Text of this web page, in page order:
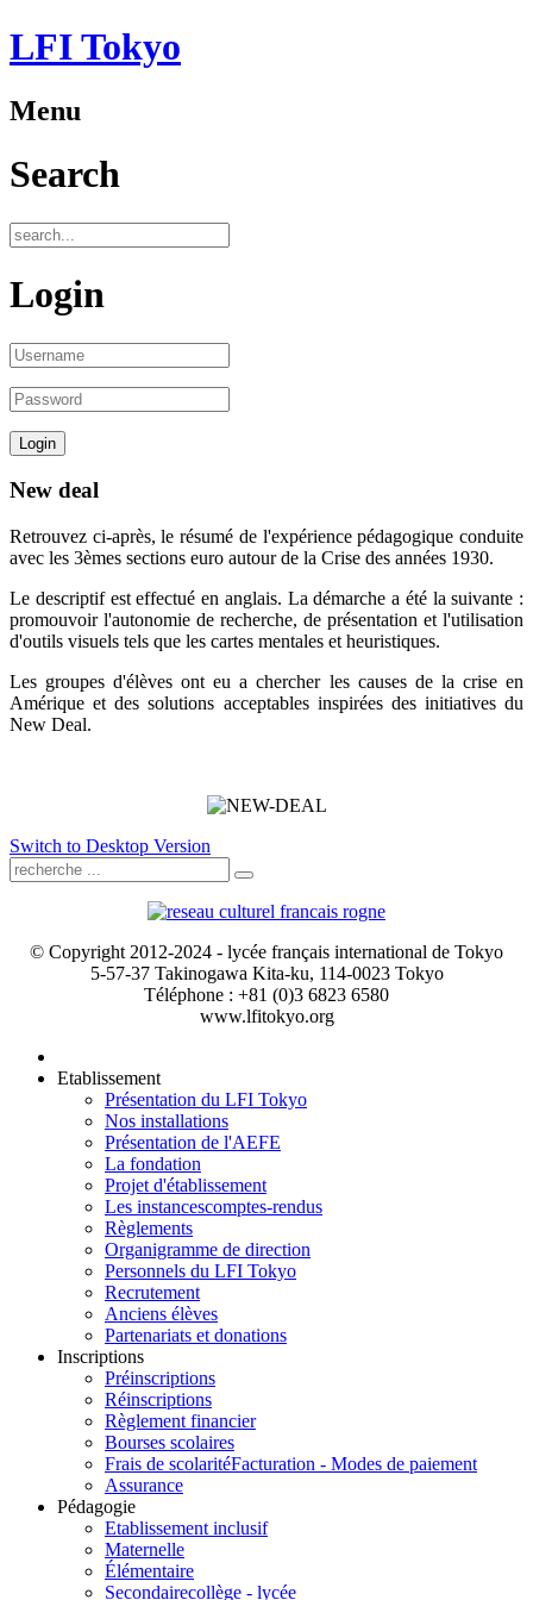
LFI Tokyo
Menu
Search
Login
New deal
Retrouvez ci-après, le résumé de l'expérience pédagogique conduite
avec les 3èmes sections euro autour de la Crise des années 1930.
Le descriptif est effectué en anglais. La démarche a été la suivante :
promouvoir l'autonomie de recherche, de présentation et l'utilisation
d'outils visuels tels que les cartes mentales et heuristiques.
Les groupes d'élèves ont eu a chercher les causes de la crise en
Amérique et des solutions acceptables inspirées des initiatives du
New Deal.
Switch to Desktop Version
© Copyright 2012-2024 - lycée français international de Tokyo
5-57-37 Takinogawa Kita-ku, 114-0023 Tokyo
Téléphone : +81 (0)3 6823 6580
www.lfitokyo.org
Etablissement
Présentation du LFI Tokyo
Nos installations
Présentation de l'AEFE
La fondation
Projet d'établissement
Les instancescomptes-rendus
Règlements
Organigramme de direction
Personnels du LFI Tokyo
Recrutement
Anciens élèves
Partenariats et donations
Inscriptions
Préinscriptions
Réinscriptions
Règlement financier
Bourses scolaires
Frais de scolaritéFacturation - Modes de paiement
Assurance
Pédagogie
Etablissement inclusif
Maternelle
Élémentaire
Secondairecollège - lycée